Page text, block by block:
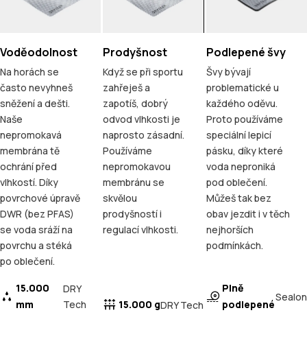
Voděodolnost
Na horách se
často nevyhneš
sněžení a dešti.
Naše
nepromokavá
membrána tě
ochrání před
vlhkostí. Díky
povrchové úpravě
DWR (bez PFAS)
se voda sráží na
povrchu a stéká
po oblečení.
15.000
mm
DRY
Tech
Prodyšnost
Když se při sportu
zahřeješ a
zapotíš, dobrý
odvod vlhkosti je
naprosto zásadní.
Používáme
nepromokavou
membránu se
skvělou
prodyšností i
regulací vlhkosti.
15.000 gDRY Tech
Podlepené švy
Švy bývají
problematické u
každého oděvu.
Proto používáme
speciální lepicí
pásku, díky které
voda neproniká
pod oblečení.
Můžeš tak bez
obav jezdit i v těch
nejhorších
podmínkách.
Plně
podlepené
Sealon